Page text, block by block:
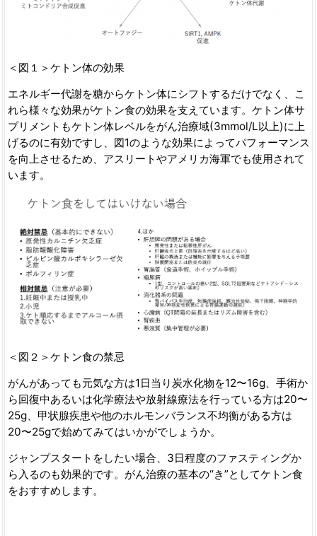
＜図１＞ケトン体の効果
エネルギー代謝を糖からケトン体にシフトするだけでなく、こ
れら様々な効果がケトン食の効果を支えています。ケトン体サ
プリメントもケトン体レベルをがん治療域(3mmol/L以上)に上
げるのに有効ですし、図1のような効果によってパフォーマンス
を向上させるため、アスリートやアメリカ海軍でも使用されて
います。
＜図２＞ケトン食の禁忌
がんがあっても元気な方は1日当り炭水化物を12〜16g、手術か
ら回復中あるいは化学療法や放射線療法を行っている方は20〜
25g、甲状腺疾患や他のホルモンバランス不均衡がある方は
20〜25gで始めてみてはいかがでしょうか。
ジャンプスタートをしたい場合、3日程度のファスティングか
ら入るのも効果的です。がん治療の基本の“き”としてケトン食
をおすすめします。